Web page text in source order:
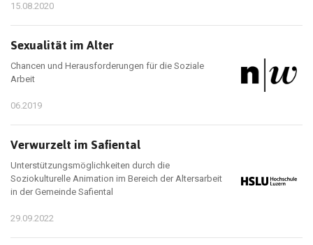
15.08.2020
Sexualität im Alter
Chancen und Herausforderungen für die Soziale
Arbeit
06.2019
Verwurzelt im Safiental
Unterstützungsmöglichkeiten durch die
Soziokulturelle Animation im Bereich der Altersarbeit
in der Gemeinde Safiental
29.09.2022